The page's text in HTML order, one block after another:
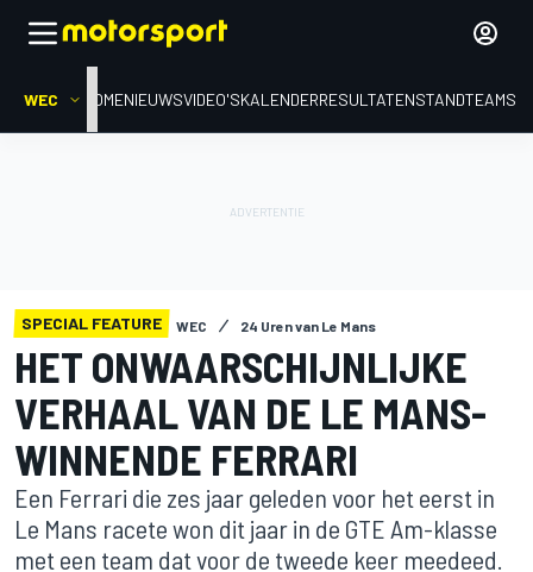
WEC HOMENIEUWSVIDEO'SKALENDERRESULTATENSTANDTEAMS
SPECIAL FEATURE WEC 24 Uren van Le Mans
HET ONWAARSCHIJNLIJKE
VERHAAL VAN DE LE MANS-
WINNENDE FERRARI
Een Ferrari die zes jaar geleden voor het eerst in
Le Mans racete won dit jaar in de GTE Am-klasse
met een team dat voor de tweede keer meedeed.